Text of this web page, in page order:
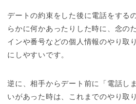
デートの約束をした後に電話をする
らかに何かあったりした時に、念の
インや番号などの個人情報のやり取
にしやすいです。
逆に、相手からデート前に「電話し
いがあった時は、これまでのやり取